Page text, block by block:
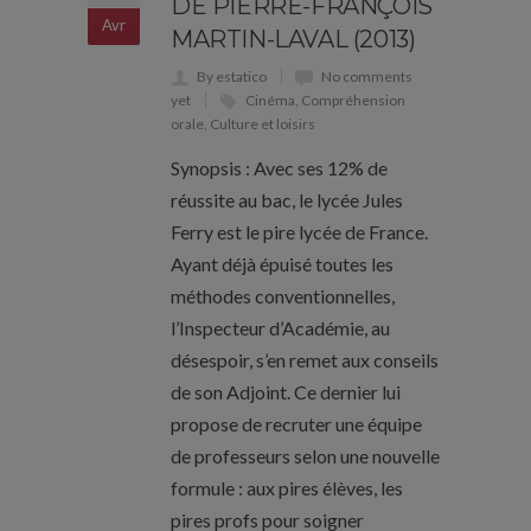
Avr
DE PIERRE-FRANÇOIS
MARTIN-LAVAL (2013)
By estatico
No comments
yet
Cinéma, Compréhension
orale, Culture et loisirs
Synopsis : Avec ses 12% de
réussite au bac, le lycée Jules
Ferry est le pire lycée de France.
Ayant déjà épuisé toutes les
méthodes conventionnelles,
l’Inspecteur d’Académie, au
désespoir, s’en remet aux conseils
de son Adjoint. Ce dernier lui
propose de recruter une équipe
de professeurs selon une nouvelle
formule : aux pires élèves, les
pires profs pour soigner